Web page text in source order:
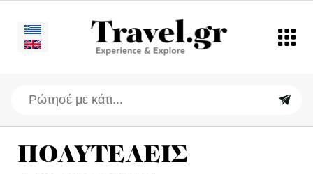
ΠΟΛΥΤΕΛΕΙΣ